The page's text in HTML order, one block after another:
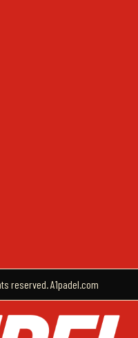
reserved. A1padel.com